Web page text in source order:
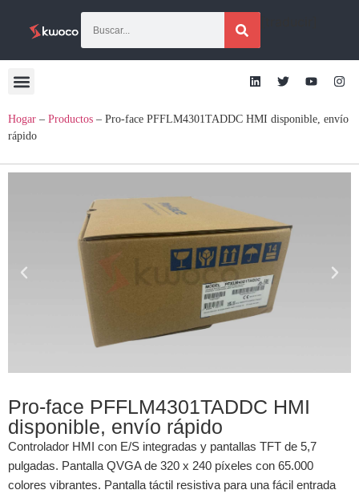
Hogar – Productos – Pro-face PFFLM4301TADDC HMI disponible, envío
rápido
Pro-face PFFLM4301TADDC HMI
disponible, envío rápido
Controlador HMI con E/S integradas y pantallas TFT de 5,7
pulgadas. Pantalla QVGA de 320 x 240 píxeles con 65.000
colores vibrantes. Pantalla táctil resistiva para una fácil entrada